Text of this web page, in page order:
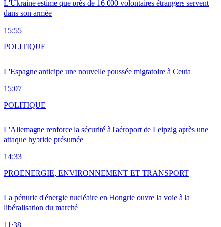
L'Ukraine estime que près de 16 000 volontaires étrangers servent
dans son armée
15:55
L'Espagne anticipe une nouvelle poussée migratoire à Ceuta
15:07
POLITIQUE
L'Allemagne renforce la sécurité à l'aéroport de Leipzig après une
attaque hybride présumée
14:33
POLITIQUE
La pénurie d'énergie nucléaire en Hongrie ouvre la voie à la
libéralisation du marché
11:38
PROENERGIE, ENVIRONNEMENT ET TRANSPORT